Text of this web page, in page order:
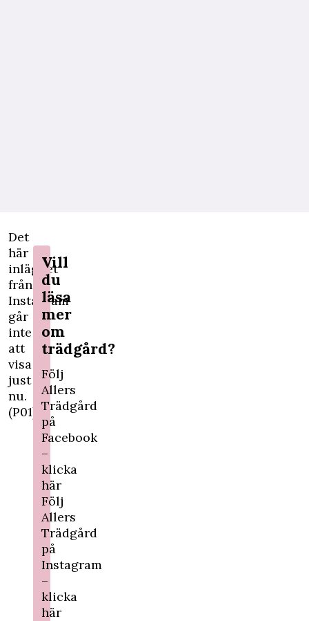
Det
här
inlägget
från
Instagram
går
inte
att
visa
just
nu.
(P01)
Vill
du
läsa
mer
om
trädgård?
Följ
Allers
Trädgård
på
Facebook
–
klicka
här
Följ
Allers
Trädgård
på
Instagram
–
klicka
här